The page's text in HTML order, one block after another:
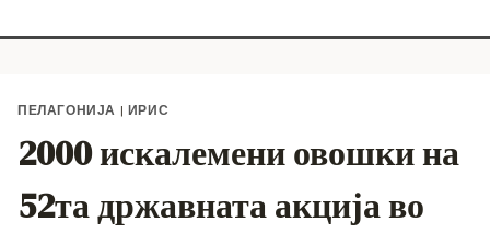
ПЕЛАГОНИЈА | ИРИС
2000 искалемени овошки на
52та државната акција во